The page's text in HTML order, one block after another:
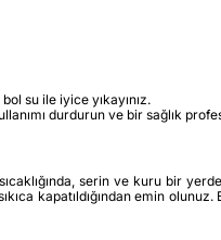
su ile iyice yıkayınız.
durdurun ve bir sağlık
serin ve kuru bir yerde
kapatıldığından emin